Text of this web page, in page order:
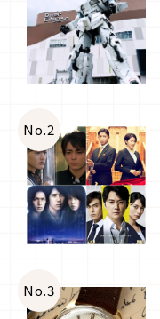
No.2
No.3